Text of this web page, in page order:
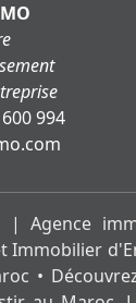
994
| Agence
Immobilier
•